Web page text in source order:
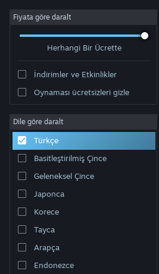
Giriş yap
Hakkında
Destek
Dili değiştir
Steam mobil uygulamasını yükle
Masaüstü internet sitesini görüntüle
Fiyata göre daralt
Herhangi Bir Ücrette
İndirimler ve Etkinlikler
Oynaması ücretsizleri gizle
Dile göre daralt
Türkçe
Basitleştirilmiş Çince
Geleneksel Çince
Japonca
Korece
Tayca
Arapça
Endonezce
Geliştirici: CM Games
Sırala Uygunluk
2 sonuç aramanızla eşleşiyor. Tercihleriniz
ürün dâhil edilmedi.
Mega Trons Survivors